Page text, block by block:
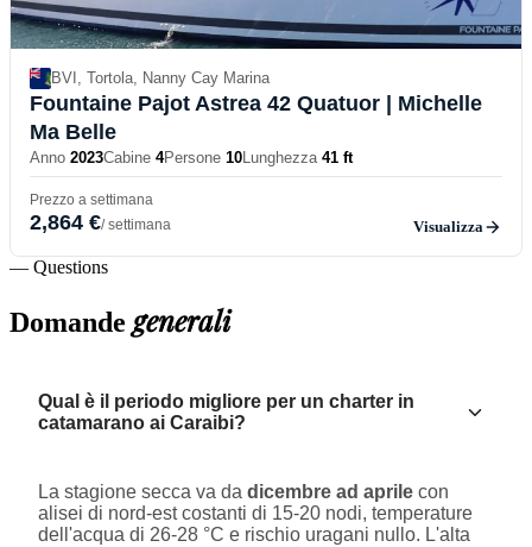
BVI, Tortola, Nanny Cay Marina
Fountaine Pajot Astrea 42 Quatuor | Michelle
Ma Belle
Anno 2023Cabine 4Persone 10Lunghezza 41 ft
Prezzo a settimana
2,864 €/ settimana Visualizza
— Questions
Domandegenerali
Qual è il periodo migliore per un charter in
catamarano ai Caraibi?
La stagione secca va da dicembre ad aprile con
alisei di nord-est costanti di 15-20 nodi, temperature
dell'acqua di 26-28 °C e rischio uragani nullo. L'alta